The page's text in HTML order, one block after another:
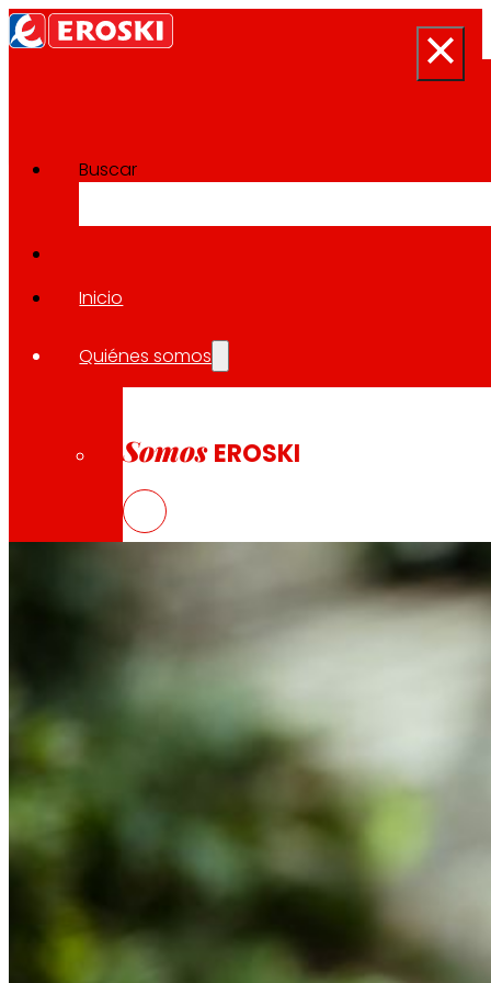
Buscar
Inicio
Quiénes somos
Somos EROSKI
Somos por y para las personas. Descubre
Fundación
Proyectos de Innovación
Volver a todos los proyectos
2022
INFORMPACK